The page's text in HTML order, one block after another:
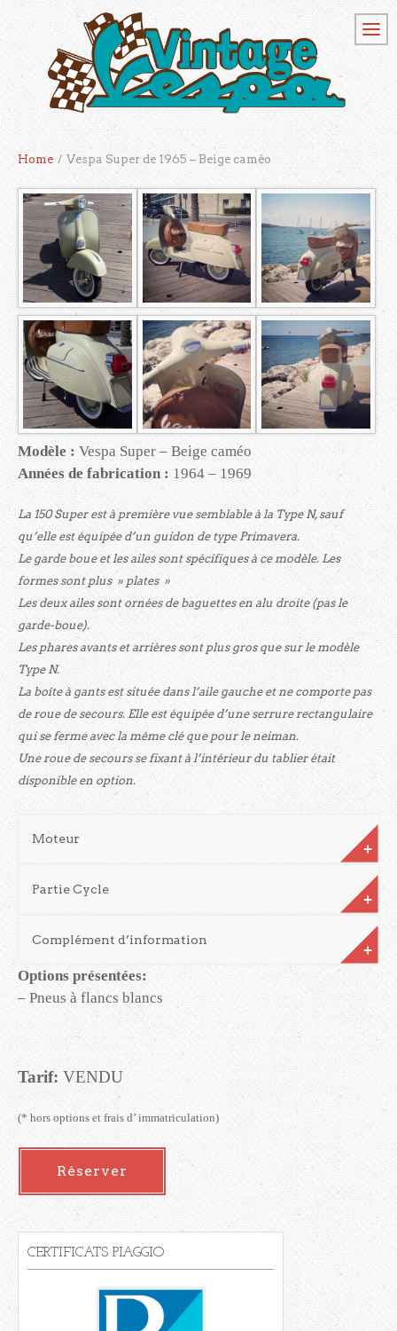
Home/ Vespa Super de 1965 – Beige caméo
Modèle : Vespa Super – Beige caméo
Années de fabrication : 1964 – 1969
La 150 Super est à première vue semblable à la Type N, sauf
qu’elle est équipée d’un guidon de type Primavera.
Le garde boue et les ailes sont spécifiques à ce modèle. Les
formes sont plus » plates »
Les deux ailes sont ornées de baguettes en alu droite (pas le
garde-boue).
Les phares avants et arrières sont plus gros que sur le modèle
Type N.
La boîte à gants est située dans l’aile gauche et ne comporte pas
de roue de secours. Elle est équipée d’une serrure rectangulaire
qui se ferme avec la même clé que pour le neiman.
Une roue de secours se fixant à l’intérieur du tablier était
disponible en option.
Moteur
Partie Cycle
Complément d’information
Options présentées:
– Pneus à flancs blancs
Tarif: VENDU
(* hors options et frais d’ immatriculation)
Réserver
CERTIFICATS PIAGGIO